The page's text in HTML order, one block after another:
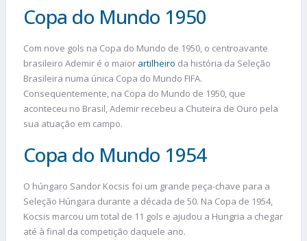
Copa do Mundo 1950
Com nove gols na Copa do Mundo de 1950, o centroavante
brasileiro Ademir é o maior artilheiro da história da Seleção
Brasileira numa única Copa do Mundo FIFA.
Consequentemente, na Copa do Mundo de 1950, que
aconteceu no Brasil, Ademir recebeu a Chuteira de Ouro pela
sua atuação em campo.
Copa do Mundo 1954
O húngaro Sandor Kocsis foi um grande peça-chave para a
Seleção Húngara durante a década de 50. Na Copa de 1954,
Kocsis marcou um total de 11 gols e ajudou a Hungria a chegar
até à final da competição daquele ano.